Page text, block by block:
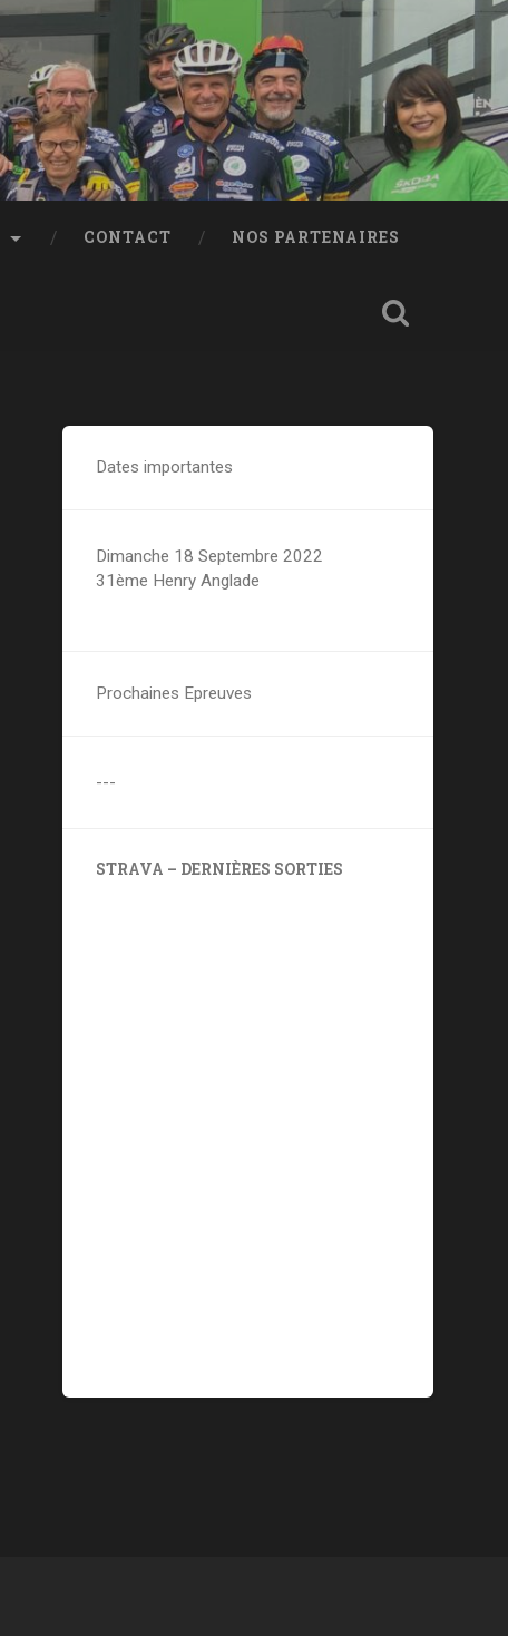
CONTACT NOS PARTENAIRES
Dates importantes
Dimanche 18 Septembre 2022
31ème Henry Anglade
Prochaines Epreuves
---
STRAVA – DERNIÈRES SORTIES